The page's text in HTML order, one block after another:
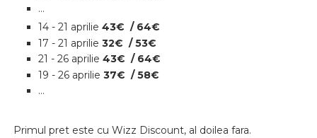
...
14 - 21 aprilie 43€ / 64€
17 - 21 aprilie 32€ / 53€
21 - 26 aprilie 43€ / 64€
19 - 26 aprilie 37€ / 58€
...
Primul pret este cu Wizz Discount, al doilea fara.